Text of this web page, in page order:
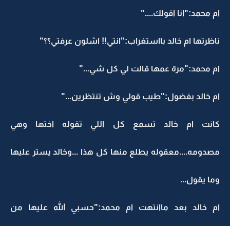
ام محمد:"انا اقولك...."
ناظرتها ام خالد بااستغراب:"انتي!! اشلون عرفتي؟؟"
ام محمد:"مرة عمها قالت لي كل شي..."
ام خالد بفضول:"طيب قولي وش تنتظرين..."
كانت ام خالد تسمع كل اللي تقوله اختها وهي
مصدومه....معقوله يطلع منها كل هذا ...وخالد يستر عليها
وما يقول...
ام خالد بعد ماانتهت ام محمد:"حسبي الله عليها من